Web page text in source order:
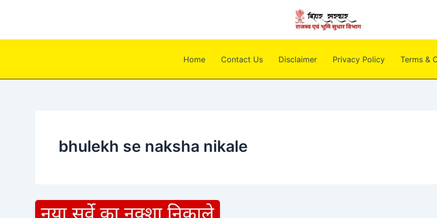
Home Contact Us Disclaimer Privacy Policy Terms &
bhulekh se naksha nikale